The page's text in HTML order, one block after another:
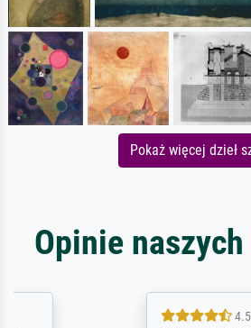
Pokaż więcej dzieł
Opinie
4.5 / 5